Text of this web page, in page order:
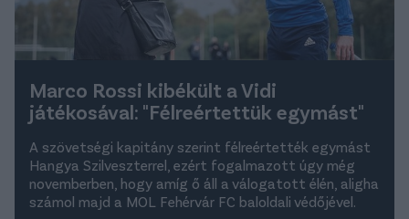
Marco Rossi kibékült a Vidi
játékosával: "Félreértettük egymást"
A szövetségi kapitány szerint félreértették egymást
Hangya Szilveszterrel, ezért fogalmazott úgy még
novemberben, hogy amíg ő áll a válogatott élén, aligha
számol majd a MOL Fehérvár FC baloldali védőjével.